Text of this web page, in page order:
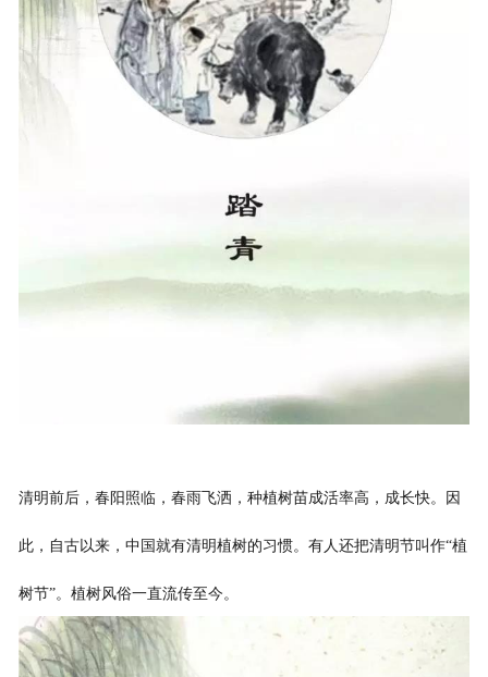
清明前后，春阳照临，春雨飞洒，种植树苗成活率高，成长快。因
此，自古以来，中国就有清明植树的习惯。有人还把清明节叫作“植
树节”。植树风俗一直流传至今。